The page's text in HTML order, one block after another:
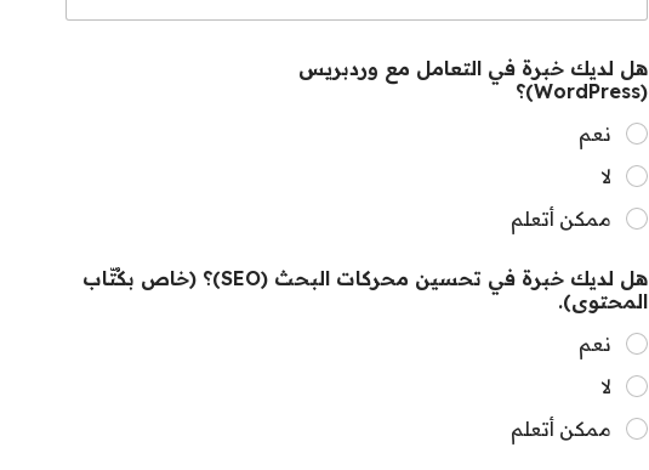
هل لديك خبرة في التعامل مع وردبريس
(WordPress)؟
نعم
لا
ممكن أتعلم
هل لديك خبرة في تحسين محركات البحث (SEO)؟ (خاص بكُتّاب
المحتوى).
نعم
لا
ممكن أتعلم